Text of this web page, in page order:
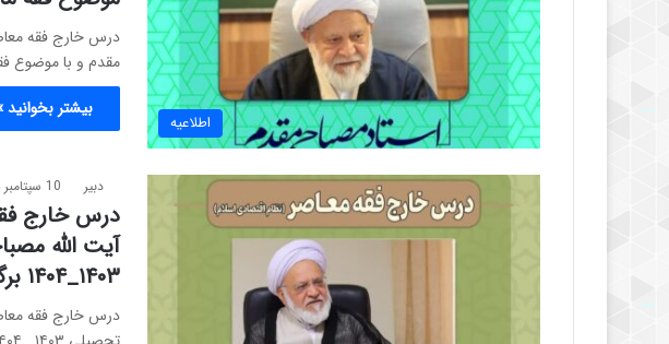
اطلاعیه
درس خارج فقه
مقدم و با موضوع
بیشتر بخوانید
دبیر 10 سپتامبر 2024
درس خارج
آیت الله
۱۴۰۳_۱۴۰۴ برگزار می گردد.
درس خارج فقه